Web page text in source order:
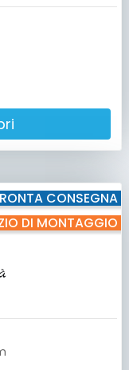
CONSEGNA
DI MONTAGGIO